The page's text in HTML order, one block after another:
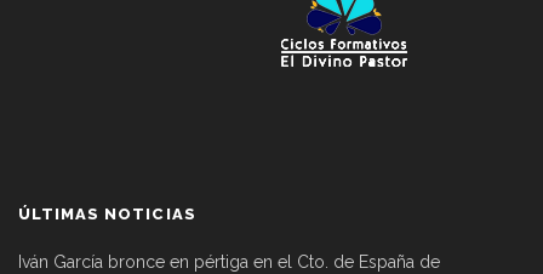
ÚLTIMAS NOTICIAS
Iván García bronce en pértiga en el Cto. de España de